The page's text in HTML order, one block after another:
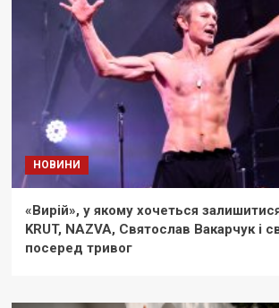
НОВИНИ
«Вирій», у якому хочеться
KRUT, NAZVA, Святослав Вакарчук і
посеред тривог